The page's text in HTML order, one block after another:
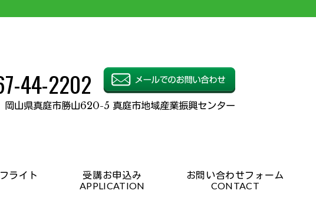
44-2202
岡山県真庭市勝山620-5 真庭市地域産業振興センター
ライト
受講お申込み
APPLICATION
お問い合わせフォーム
CONTACT